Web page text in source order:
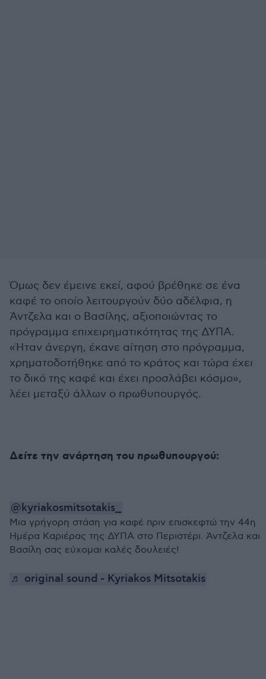
Όμως δεν έμεινε εκεί, αφού βρέθηκε σε ένα
καφέ το οποίο λειτουργούν δύο αδέλφια, η
Άντζελα και ο Βασίλης, αξιοποιώντας το
πρόγραμμα επιχειρηματικότητας της ΔΥΠΑ.
«Ήταν άνεργη, έκανε αίτηση στο πρόγραμμα,
χρηματοδοτήθηκε από το κράτος και τώρα έχει
το δικό της καφέ και έχει προσλάβει κόσμο»,
λέει μεταξύ άλλων ο πρωθυπουργός.
Δείτε την ανάρτηση του πρωθυπουργού:
@kyriakosmitsotakis_
Μια γρήγορη στάση για καφέ πριν επισκεφτώ την 44η
Ημέρα Καριέρας της ΔΥΠΑ στο Περιστέρι. Άντζελα και
Βασίλη σας εύχομαι καλές δουλειές!
♬ original sound - Kyriakos Mitsotakis